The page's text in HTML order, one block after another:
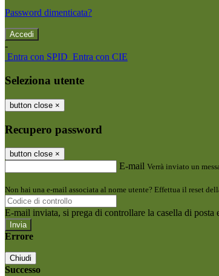
Password dimenticata?
-
Entra con SPID Entra con CIE
Seleziona utente
button close ×
Recupero password
button close ×
E-mail Verrà inviato un
Non hai una e-mail associata al nome utente? Effettua il reset
E-mail inviata, si prega di controllare la casella di posta
Errore
Chiudi
Successo